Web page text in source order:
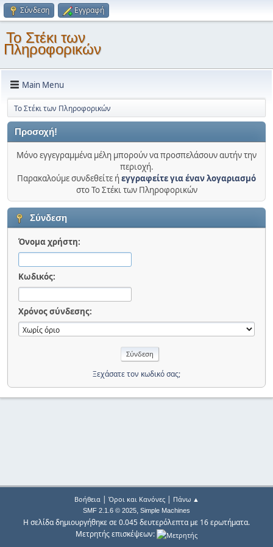
Σύνδεση Εγγραφή
Το Στέκι των
Πληροφορικών
Main Menu
Το Στέκι των Πληροφορικών
Προσοχή!
Μόνο εγγεγραμμένα μέλη μπορούν να προσπελάσουν αυτήν την
περιοχή.
Παρακαλούμε συνδεθείτε ήεγγραφείτε για έναν λογαριασμό
στο Το Στέκι των Πληροφορικών
Σύνδεση
Όνομα χρήστη:
Κωδικός:
Χρόνος σύνδεσης:
Ξεχάσατε τον κωδικό σας;
Βοήθεια| Όροι και Κανόνες| Πάνω ▲
SMF 2.1.6 © 2025, Simple Machines
Η σελίδα δημιουργήθηκε σε 0.045 δευτερόλεπτα με 16 ερωτήματα.
Μετρητής επισκέψεων: